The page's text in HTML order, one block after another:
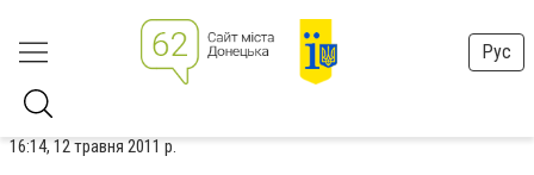
Рус
16:14, 12 травня 2011 р.